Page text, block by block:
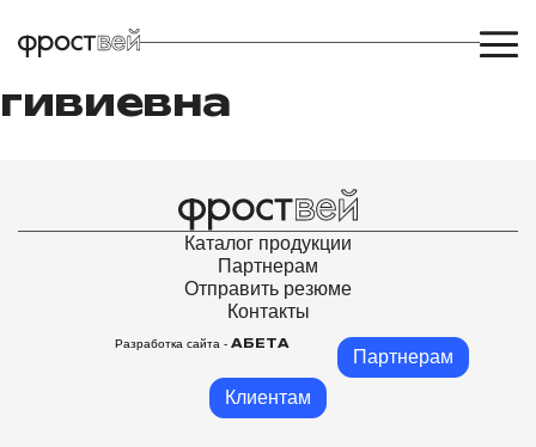
багаева генриета
гивиевна
Каталог продукции
Партнерам
Отправить резюме
Контакты
Разработка сайта - АБЕТА
Партнерам
Клиентам